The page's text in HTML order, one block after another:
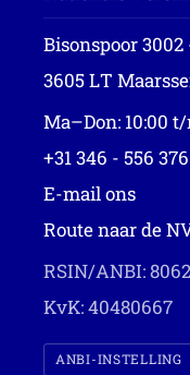
Bisonspoor 3002
3605 LT
Ma–Don: 10:00
+31 346 - 556 376
E-mail ons
Route naar de
RSIN/ANBI:
KvK: 40480667
ANBI-INSTELLING